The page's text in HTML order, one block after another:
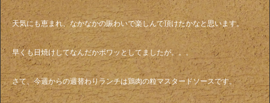
天気にも恵まれ、なかなかの賑わいで楽しんで頂けたかなと思います。
早くも日焼けしてなんだかボワッとしてましたが。。。
さて、今週からの週替わりランチは鶏肉の粒マスタードソースです。